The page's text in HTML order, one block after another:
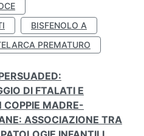
BISFENOLO A
PREMATURO
DI FTALATI E
COPPIE MADRE-
ASSOCIAZIONE TRA